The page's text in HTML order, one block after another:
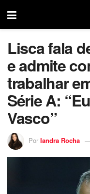
Lisca fala
e admite
trabalhar
Série A:
Vasco”
Por Iandra Rocha